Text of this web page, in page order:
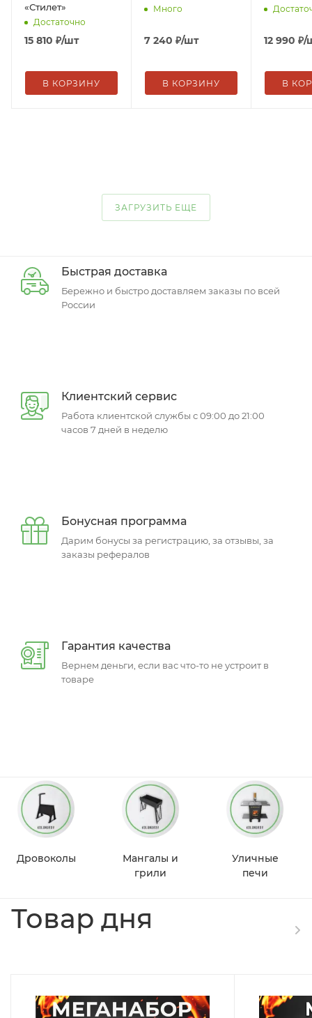
«Стилет»
Достаточно
15 810 ₽/шт
В КОРЗИНУ
Много
7 240 ₽/шт
В КОРЗИНУ
12 990 ₽/
В
ЗАГРУЗИТЬ ЕЩЕ
Быстрая доставка
Бережно и быстро доставляем заказы по всей
России
Клиентский сервис
Работа клиентской службы с 09:00 до 21:00
часов 7 дней в неделю
Бонусная программа
Дарим бонусы за регистрацию, за отзывы, за
заказы рефералов
Гарантия качества
Вернем деньги, если вас что-то не устроит в
товаре
Дровоколы
Мангалы и
грили
Уличные
печи
Товар дня